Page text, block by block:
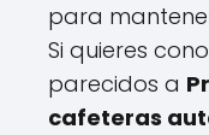
para
Si quieres
parecidos a
cafeteras